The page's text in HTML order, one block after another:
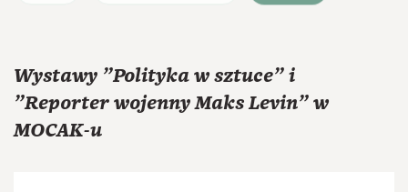
Wystawy "Polityka w sztuce" i
"Reporter wojenny Maks Levin" w
MOCAK-u